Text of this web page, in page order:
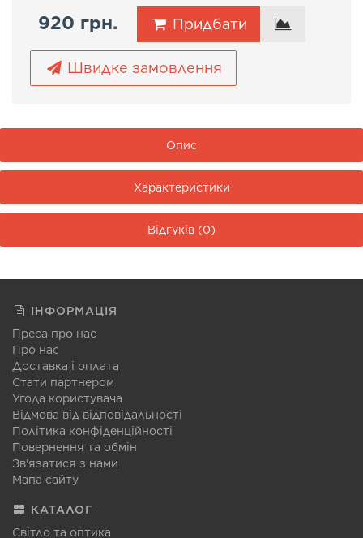
920 грн. Придбати
Швидке замовлення
Опис
Характеристики
Відгуків (0)
ІНФОРМАЦІЯ
Преса про нас
Про нас
Доставка і оплата
Стати партнером
Угода користувача
Відмова від відповідальності
Політика конфіденційності
Повернення та обмін
Зв'язатися з нами
Мапа сайту
КАТАЛОГ
Світло та оптика